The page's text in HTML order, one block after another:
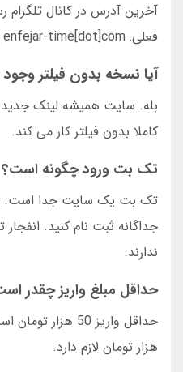
آخرین آدرس در کانال
فعلی: enfejar-time[dot]com (نقطه را جایگزین کنید).
آیا نسخه بدون فیلتر وجود
بله. سایت همیشه لینک
کاملا بدون فیلتر کار می کند.
تک بت ورود چگونه است؟
تک بت یک سایت جدا است.
جداگانه ثبت نام کنید.
ندارند.
حداقل مبلغ واریز چقدر
هزار تومان لازم دارد.